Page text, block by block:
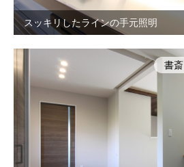
スッキリしたラインの手元照明
書斎